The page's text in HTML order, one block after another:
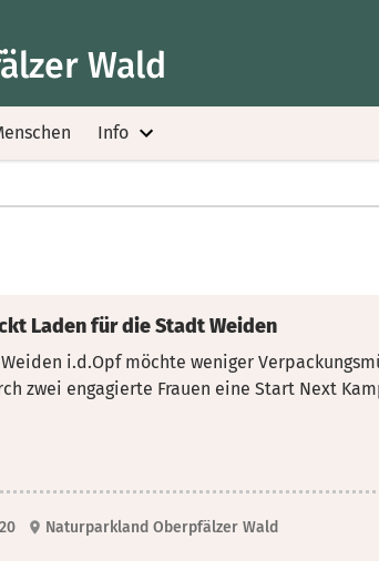
Wald
Info
Laden für die Stadt Weiden
i.d.Opf möchte weniger
zwei engagierte Frauen eine Start Next
Naturparkland Oberpfälzer Wald